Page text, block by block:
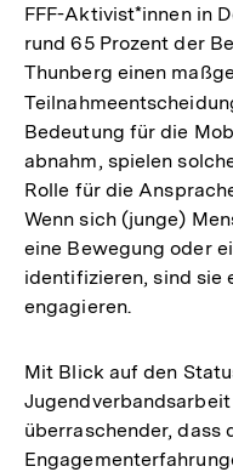
FFF-Aktivist*innen in
rund 65 Prozent der
Thunberg einen
Bedeutung für die
abnahm, spielen
Rolle für die
Wenn sich (junge)
eine Bewegung oder
identifizieren, sind sie
engagieren.
Mit Blick auf den
überraschender, dass